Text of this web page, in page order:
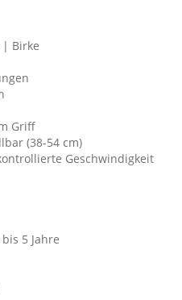
| Birke
Griff
(38-54 cm)
Geschwindigkeit
5 Jahre